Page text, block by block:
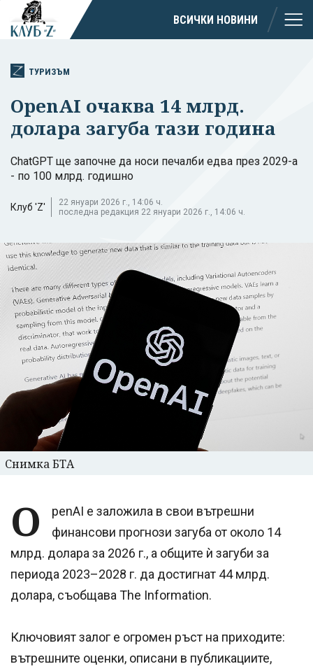
ВСИЧКИ НОВИНИ
ТУРИЗЪМ
OpenAI очаква 14 млрд.
долара загуба тази година
ChatGPT ще започне да носи печалби едва през 2029-а
- по 100 млрд. годишно
Клуб 'Z'
22 януари 2026 г., 14:06 ч.
последна редакция 22 януари 2026 г., 14:06 ч.
Снимка БТА
O
penAI е заложила в свои вътрешни
финансови прогнози загуба от около 14
млрд. долара за 2026 г., а общите ѝ загуби за
периода 2023–2028 г. да достигнат 44 млрд.
долара, съобщава The Information.
Ключовият залог е огромен ръст на приходите:
вътрешните оценки, описани в публикациите,